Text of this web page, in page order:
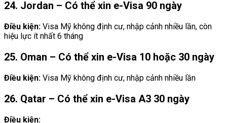
24. Jordan – Có thể xin e-Visa 90 ngày
Điều kiện: Visa Mỹ không định cư, nhập cảnh nhiều lần, còn
hiệu lực ít nhất 6 tháng
25. Oman – Có thể xin e-Visa 10 hoặc 30 ngày
Điều kiện: Visa Mỹ không định cư, nhập cảnh nhiều lần
26. Qatar – Có thể xin e-Visa A3 30 ngày
Điều kiện: